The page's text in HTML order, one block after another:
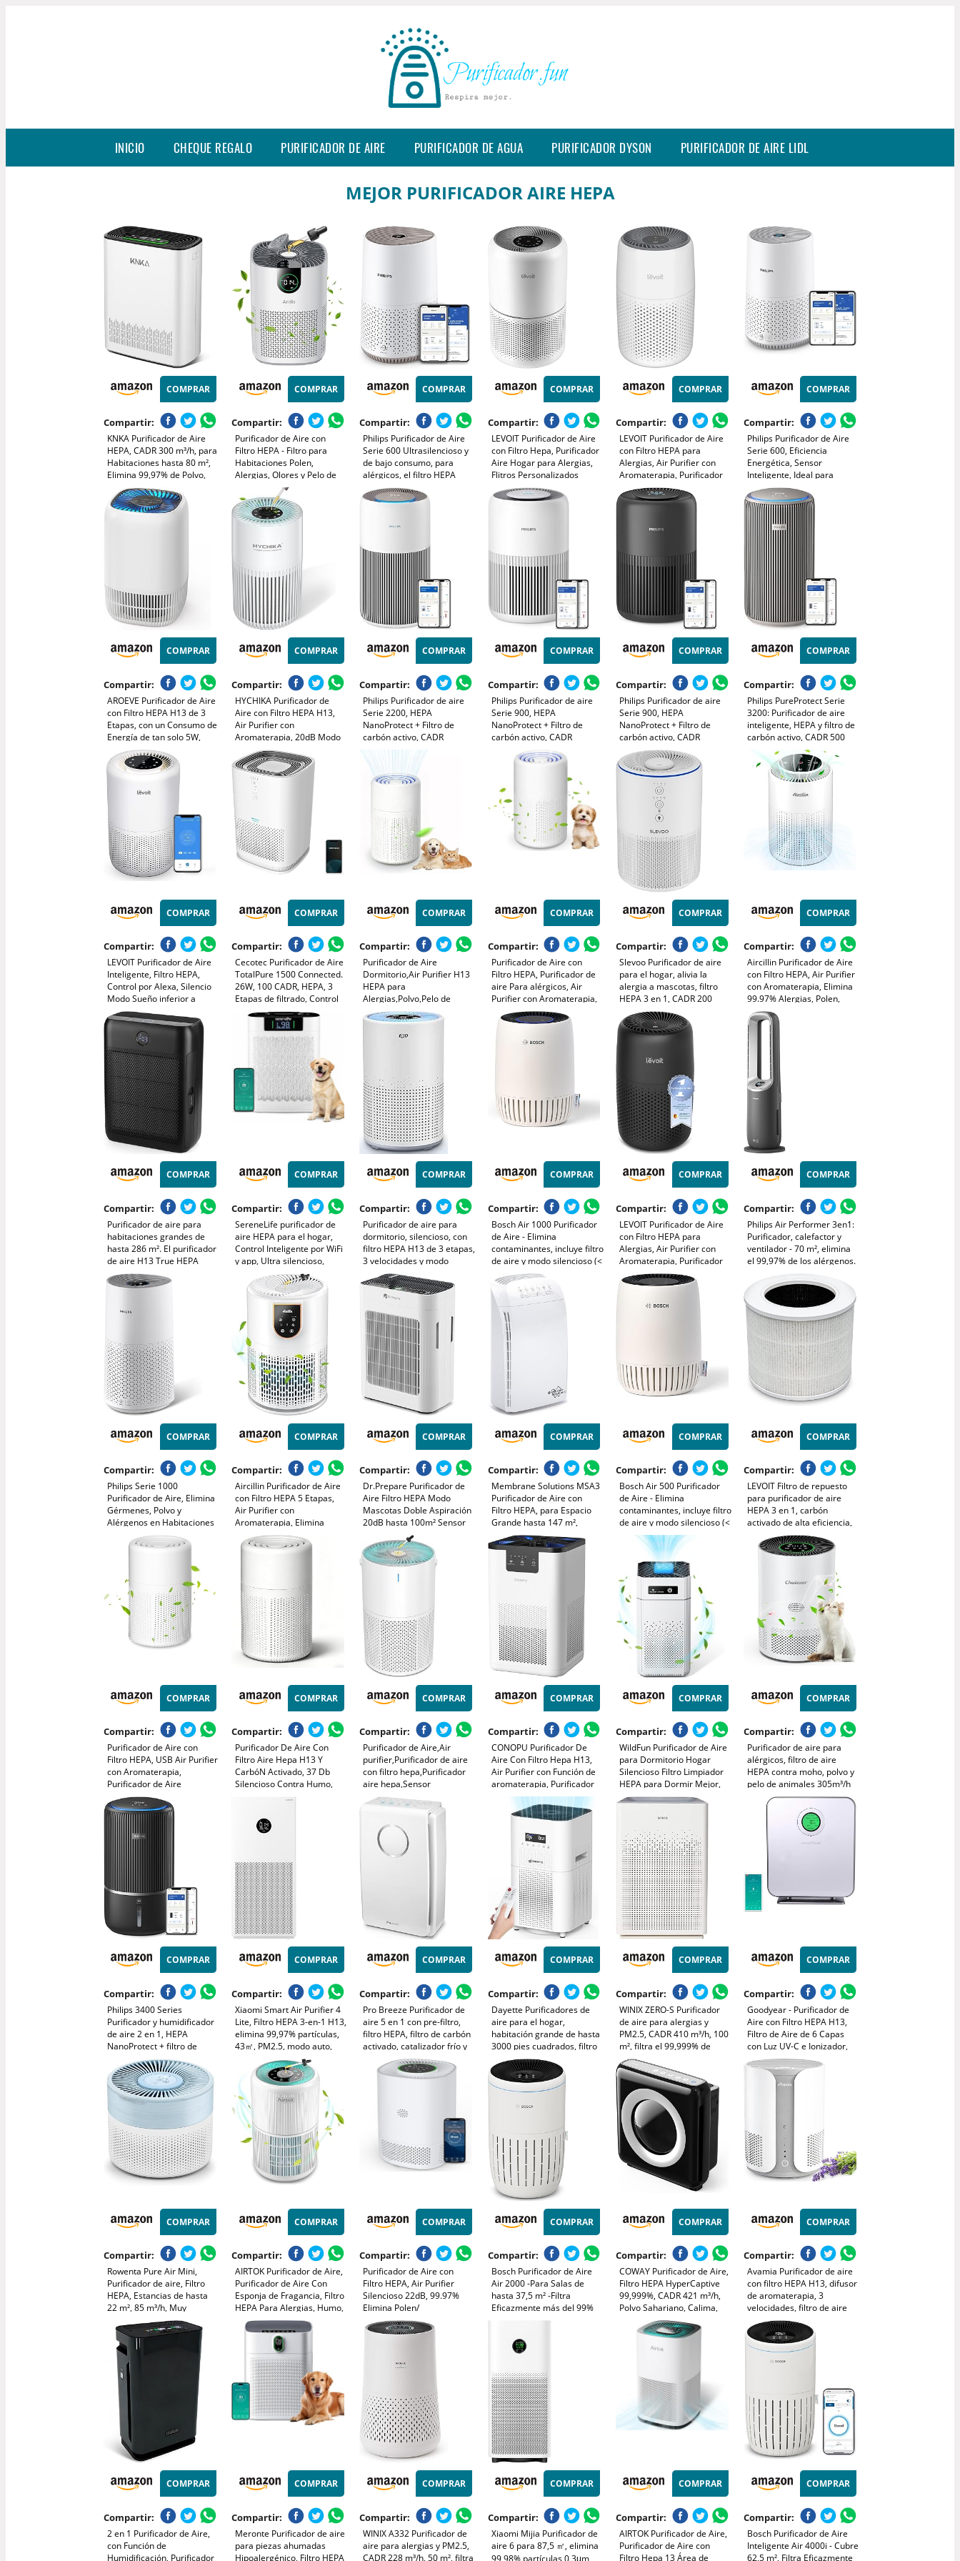
INICIO CHEQUE REGALO PURIFICADOR DE AIRE PURIFICADOR DE AGUA PURIFICADOR DYSON PURIFICADOR DE AIRE LIDL
MEJOR PURIFICADOR AIRE HEPA
COMPRAR
Compartir:
KNKA Purificador de Aire
HEPA, CADR 300 m³/h, para
Habitaciones hasta 80 m²,
Elimina 99,97% de Polvo,
Polen y Olores, Sensor
Inteligente, Modo Auto y
Reposo, Ideal para
COMPRAR
Compartir:
Purificador de Aire con
Filtro HEPA - Filtro para
Habitaciones Polen,
Alergias, Olores y Pelo de
Mascotas, con Esponja de
Aromaterapia, 7.2W y 3
Velocidades, Silencioso
Versión Mejorada
COMPRAR
Compartir:
Philips Purificador de Aire
Serie 600 Ultrasilencioso y
de bajo consumo, para
alérgicos, el filtro HEPA
elimina el 99,97% de los
contaminantes, cubre hasta
blanco (AC0650/10)
COMPRAR
Compartir:
LEVOIT Purificador de Aire
con Filtro Hepa, Purificador
Aire Hogar para Alergias,
Flitros Personalizados
Elimina 99,97% del Polen,
Polvo, Olores de Mascotas,
COMPRAR
Compartir:
LEVOIT Purificador de Aire
con Filtro HEPA para
Alergias, Air Purifier con
Aromaterapia, Purificador
Aire Silencioso 25dB, Bajo
Consumo de Energía de 7W,
COMPRAR
Compartir:
Philips Purificador de Aire
Serie 600, Eficiencia
Energética, Sensor
Inteligente, Ideal para
Alérgicos, Filtro HEPA
99,97%, Cubre Hasta 44 m²,
Control por App Philips Air+,
Blanco (AC0651/10)
COMPRAR
Compartir:
AROEVE Purificador de Aire
con Filtro HEPA H13 de 3
Etapas, con un Consumo de
Energía de tan solo 5W,
Silencioso a 22db con
Aroma, Combate el Polen,
el Humo y el Pelo de
COMPRAR
Compartir:
HYCHIKA Purificador de
Aire con Filtro HEPA H13,
Air Purifier con
Aromaterapia, 20dB Modo
Sueño, Elimina 99,97% de
Polvo, Polen, Humo y
Olores, 3 Luces Nocturnas,
Temporizador, para Hogar
y Dormitorio
COMPRAR
Compartir:
Philips Purificador de aire
Serie 2200, HEPA
NanoProtect + Filtro de
carbón activo, CADR
400m³/h para 104m²,
Personas alérgicas, Ultra
silencioso, Filtro inteligente
y duradero (AC2210/10)
COMPRAR
Compartir:
Philips Purificador de aire
Serie 900, HEPA
NanoProtect + Filtro de
carbón activo, CADR
250m³/h para alérgicos de
65m², silencioso, inteligente
(AC0950/10)
COMPRAR
Compartir:
Philips Purificador de aire
Serie 900, HEPA
NanoProtect + Filtro de
carbón activo, CADR
250m³/h para alérgicos de
65m², silencioso, inteligente
y de bajo consumo
(AC0951/13)
COMPRAR
Compartir:
Philips PureProtect Serie
3200: Purificador de aire
inteligente, HEPA y filtro de
carbón activo, CADR 500
m³/h para 130 m²,
ultrasilencioso, captura el
99,97% de alérgenos, App
conectada (AC3210/12)
COMPRAR
Compartir:
LEVOIT Purificador de Aire
Inteligente, Filtro HEPA,
Control por Alexa, Silencio
Modo Sueño inferior a
24dB, Elimina 99,97% de
Alergia Polen Olor y Caspa
de Mascota,Blanco
COMPRAR
Compartir:
Cecotec Purificador de Aire
TotalPure 1500 Connected.
26W, 100 CADR, HEPA, 3
Etapas de filtrado, Control
por Wi-fi, 2 Modos de
Funcionamiento, Sensor PM
2,5, Cobertura 40 m3 -
COMPRAR
Compartir:
Purificador de Aire
Dormitorio,Air Purifier H13
HEPA para
Alergias,Polvo,Pelo de
Mascotas,Humo y
Olores,Mini Purificador Aire
Silencioso 37 dB para
COMPRAR
Compartir:
Purificador de Aire con
Filtro HEPA, Purificador de
aire Para alérgicos, Air
Purifier con Aromaterapia,
Elimina de Alergia Polen
Olor y Caspa de Mascota,
COMPRAR
Compartir:
Slevoo Purificador de aire
para el hogar, alivia la
alergia a mascotas, filtro
HEPA 3 en 1, CADR 200
m³/h, modo de suspensión,
elimina pelo de mascotas,
humo y olores, ahorro de
COMPRAR
Compartir:
Aircillin Purificador de Aire
con Filtro HEPA, Air Purifier
con Aromaterapia, Elimina
99.97% Alergias, Polen,
Caspa, Humo | 23dB Modo
Sueño Silencioso,
Temporizador, Luz | Bajo
Consumo 6W (AP070B)
COMPRAR
Compartir:
Purificador de aire para
habitaciones grandes de
hasta 286 m². El purificador
de aire H13 True HEPA
reduce eficazmente el
99,97% del humo con un
COMPRAR
Compartir:
SereneLife purificador de
aire HEPA para el hogar,
Control Inteligente por WiFi
y app, Ultra silencioso,
Elimina polvo, Pelo de
mascotas y olores, Cubre
hasta 167 m²
COMPRAR
Compartir:
Purificador de aire para
dormitorio, silencioso, con
filtro HEPA H13 de 3 etapas,
3 velocidades y modo
nocturno de 12 dB. Elimina
polen, polvo, caspa de
mascotas, olores, humo y
COV.
COMPRAR
Compartir:
Bosch Air 1000 Purificador
de Aire - Elimina
contaminantes, incluye filtro
de aire y modo silencioso (<
25 dB(A)) - para superficies
de hasta 23 m² - con modo
automático - CADR: 100
m³/h
COMPRAR
Compartir:
LEVOIT Purificador de Aire
con Filtro HEPA para
Alergias, Air Purifier con
Aromaterapia, Purificador
Aire Silencioso, Bajo
Consumo de Energía de 7W,
COMPRAR
Compartir:
Philips Air Performer 3en1:
Purificador, calefactor y
ventilador - 70 m², elimina
el 99,97% de los alérgenos.
Filtro HEPA, Sensores
inteligentes, Alexa, App.
Silencioso y bajo consumo
(AMF870/15)
COMPRAR
Compartir:
Philips Serie 1000
Purificador de Aire, Elimina
Gérmenes, Polvo y
Alérgenos en Habitaciones
de hasta 78 m², CADR 300
m³/h, Modo de Reposo
COMPRAR
Compartir:
Aircillin Purificador de Aire
con Filtro HEPA 5 Etapas,
Air Purifier con
Aromaterapia, Elimina
99.97% Polen, Caspa, Humo
y Olores, Silencio 25dB
Consumo 12W
COMPRAR
Compartir:
Dr.Prepare Purificador de
Aire Filtro HEPA Modo
Mascotas Doble Aspiración
20dB hasta 100m² Sensor
Calidad Aire PM2,5 Modo
Noche para Dormitorio,
Oficina, Apartamentos
COMPRAR
Compartir:
Membrane Solutions MSA3
Purificador de Aire con
Filtro HEPA, para Espacio
Grande hasta 147 m²,
Silencioso 22dB, Air Purifier
para Alérgicos, Elimina
99,97% de Alergia, Polen,
Polvo,Humo, Olores
COMPRAR
Compartir:
Bosch Air 500 Purificador
de Aire - Elimina
contaminantes, incluye filtro
de aire y modo silencioso (<
25 dB(A)) - para
habitaciones de hasta 23 m²
- con puerto de carga USB-
C - CADR: 100 m³/h
COMPRAR
Compartir:
LEVOIT Filtro de repuesto
para purificador de aire
HEPA 3 en 1, carbón
activado de alta eficiencia,
núcleo mini-RF blanco
COMPRAR
Compartir:
Purificador de Aire con
Filtro HEPA, USB Air Purifier
con Aromaterapia,
Purificador de Aire
Silencioso para Interiores,
Hogar, Oficina, Polvo,
Humo, Pelo de Mascotas,
Alergia al Aire
COMPRAR
Compartir:
Purificador De Aire Con
Filtro Aire Hepa H13 Y
CarbóN Activado, 37 Db
Silencioso Contra Humo,
Olores, Polvo, Pelos De
Aromaterapia Para Oficina
Y Dormitorio 20m²
COMPRAR
Compartir:
Purificador de Aire,Air
purifier,Purificador de aire
con filtro hepa,Purificador
aire hepa,Sensor
Inteligente,Air Purifier con
Aromaterapia,Elimina
Alergia Polen Olor y Caspa
de Mascota
COMPRAR
Compartir:
CONOPU Purificador De
Aire Con Filtro Hepa H13,
Air Purifier con Función de
aromaterapia, Purificador
De Aire Para Alergias
Hogar con Filtración en 3
etapas, Luz nocturna
COMPRAR
Compartir:
WildFun Purificador de Aire
para Dormitorio Hogar
Silencioso Filtro Limpiador
HEPA para Dormir Mejor,
Purificador de Aire,
Mascotas, Olores, Humo
Cocina y Oficina
COMPRAR
Compartir:
Purificador de aire para
alérgicos, filtro de aire
HEPA contra moho, polvo y
pelo de animales 305m³/h
CADR para dormitorios de
hasta 110m², indicador de
calidad del aire, modo
automático
COMPRAR
Compartir:
Philips 3400 Series
Purificador y humidificador
de aire 2 en 1, HEPA
NanoProtect + filtro de
carbón activo,
humidificación higiénica a
650 ml/h, CADR 300 m³/h
para 78 m² (AC3421/13)
COMPRAR
Compartir:
Xiaomi Smart Air Purifier 4
Lite, Filtro HEPA 3-en-1 H13,
elimina 99,97% partículas,
43㎡, PM2.5, modo auto,
control vocal Alexa y
Google, silencioso
dormitorio oficina
COMPRAR
Compartir:
Pro Breeze Purificador de
aire 5 en 1 con pre-filtro,
filtro HEPA, filtro de carbón
activado, catalizador frío y
generador de iones
negativos. Contra las
alergias y los olores (CADR
COMPRAR
Compartir:
Dayette Purificadores de
aire para el hogar,
habitación grande de hasta
3000 pies cuadrados, filtro
de aire H14 Ture Hepa
mejorado, purificador de
aire con monitor de calidad
del aire, modo de
COMPRAR
Compartir:
WINIX ZERO-S Purificador
de aire para alergias y
PM2.5, CADR 410 m³/h, 100
m², filtra el 99,999% de
polen, alergias, polvo y
humo, monitor de calidad
del aire, modo de
suspensión y automático.
COMPRAR
Compartir:
Goodyear - Purificador de
Aire con Filtro HEPA H13,
Filtro de Aire de 6 Capas
con Luz UV-C e Ionizador,
Elimina 99% de Alergias,
Polen y Humo, Cobertura 88
m², Silencioso 20dB para
COMPRAR
Compartir:
Rowenta Pure Air Mini,
Purificador de aire, Filtro
HEPA, Estancias de hasta
22 m², 85 m³/h, Muy
silencioso, Reduce malos
olores, Motor Effitech,
Blanco y azul, PU1520F0
COMPRAR
Compartir:
AIRTOK Purificador de Aire,
Purificador de Aire Con
Esponja de Fragancia, Filtro
HEPA Para Alergias, Humo,
Caspa De Mascotas y
Olores, con Luz nocturna,
temporizador, bloqueo para
niños, 25dB
COMPRAR
Compartir:
Purificador de Aire con
Filtro HEPA, Air Purifier
Silencioso 22dB, 99.97%
Elimina Polen/
Ácaros/Olores, 3
Velocidades, 2 Modes, APP
Alergias y Mascotas
COMPRAR
Compartir:
Bosch Purificador de Aire
Air 2000 -Para Salas de
hasta 37,5 m² -Filtra
Eficazmente más del 99%
de los Contaminantes,
Automático y Reposo (< 25
dB(A)) - CADR: 180 m³/h
COMPRAR
Compartir:
COWAY Purificador de Aire,
Filtro HEPA HyperCaptive
99,999%, CADR 421 m³/h,
Polvo Sahariano, Calima,
Polen, Alergias, Mascotas,
Modo Eco, Wirecutter Top
Pick 10 Años, AIRMEGA
COMPRAR
Compartir:
Avamia Purificador de aire
con filtro HEPA H13, difusor
de aromaterapia, 3
velocidades, filtro de aire
silencioso de 22 dB para
eliminar humo, polen, pelo
de mascotas y caspa, color
blanco
COMPRAR
Compartir:
2 en 1 Purificador de Aire,
con Función de
Humidificación, Purificador
COMPRAR
Compartir:
Meronte Purificador de aire
para piezas ahumadas
Hipoalergénico, Filtro HEPA
COMPRAR
Compartir:
WINIX A332 Purificador de
aire para alergias y PM2.5,
CADR 228 m³/h, 50 m², filtra
COMPRAR
Compartir:
Xiaomi Mijia Purificador de
aire 6 para 87,5 ㎡, elimina
99,98% partículas 0,3μm,
COMPRAR
Compartir:
AIRTOK Purificador de Aire,
Purificador de Aire con
Filtro Hepa 13 Área de
COMPRAR
Compartir:
Bosch Purificador de Aire
Inteligente Air 4000i - Cubre
62,5 m², Filtra Eficazmente